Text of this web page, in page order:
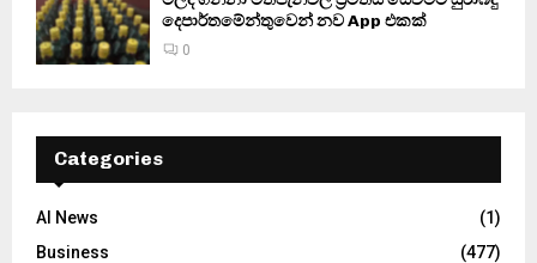
දෙපාර්තමේන්තුවෙන් නව App එකක්
0
Categories
AI News
(1)
Business
(477)